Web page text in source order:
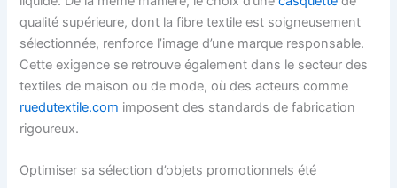
qualité supérieure, dont la fibre textile est soigneusement
sélectionnée, renforce l’image d’une marque responsable.
Cette exigence se retrouve également dans le secteur des
textiles de maison ou de mode, où des acteurs comme
ruedutextile.com imposent des standards de fabrication
rigoureux.
Optimiser sa sélection d’objets promotionnels été